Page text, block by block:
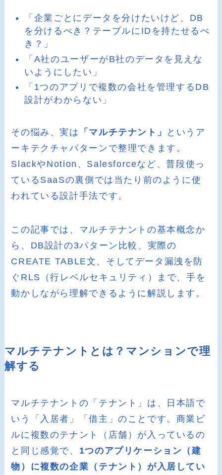
「企業ごとにデータを分けたいけど、DB
を分けるべき？テーブルにIDを持たせるべ
き？」
「A社のユーザーがB社のデータを見えな
いようにしたい」
「1つのアプリで複数の会社を管理するDB
設計がわからない」
その悩み、実は 「マルチテナント」
というア
ーキテクチャパターンで整理できます。
SlackやNotion、Salesforceなど、普段使っ
ているSaaSの裏側では当たり前のように使
われている設計手法です。
この記事では、マルチテナントの基本概念か
ら、DB設計の3パターン比較、実際の
CREATE TABLE文、そしてデータ漏洩を防
ぐRLS（行レベルセキュリティ）まで、手を
動かしながら理解できるように解説します。
マルチテナントとは？マンションで理
解する
マルチテナントの「テナント」は、日本語で
いう「入居者」「借主」のことです。商業ビ
ルに複数のテナント（店舗）が入っているの
と同じ感覚で、 1つのアプリケーション（建
物）に複数の企業（テナント）が入居してい